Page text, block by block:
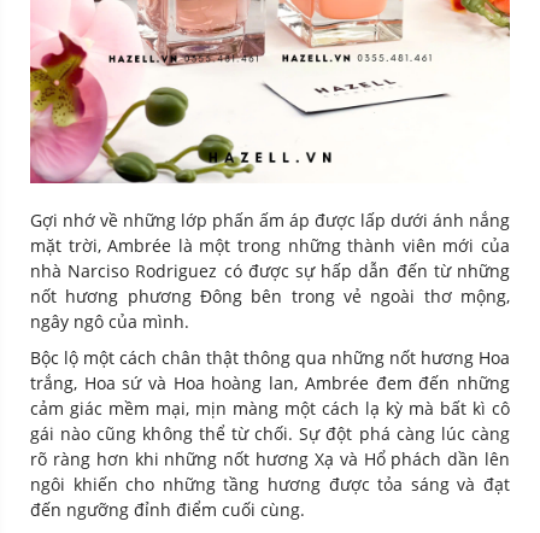
Gợi nhớ về những lớp phấn ấm áp được lấp dưới ánh nắng
mặt trời, Ambrée là một trong những thành viên mới của
nhà Narciso Rodriguez có được sự hấp dẫn đến từ những
nốt hương phương Đông bên trong vẻ ngoài thơ mộng,
ngây ngô của mình.
Bộc lộ một cách chân thật thông qua những nốt hương Hoa
trắng, Hoa sứ và Hoa hoàng lan, Ambrée đem đến những
cảm giác mềm mại, mịn màng một cách lạ kỳ mà bất kì cô
gái nào cũng không thể từ chối. Sự đột phá càng lúc càng
rõ ràng hơn khi những nốt hương Xạ và Hổ phách dần lên
ngôi khiến cho những tầng hương được tỏa sáng và đạt
đến ngưỡng đỉnh điểm cuối cùng.